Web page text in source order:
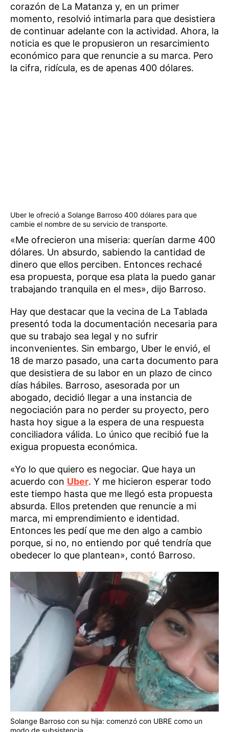
corazón de La Matanza y, en un primer
momento, resolvió intimarla para que desistiera
de continuar adelante con la actividad. Ahora, la
noticia es que le propusieron un resarcimiento
económico para que renuncie a su marca. Pero
la cifra, ridícula, es de apenas 400 dólares.
Uber le ofreció a Solange Barroso 400 dólares para que
cambie el nombre de su servicio de transporte.
«Me ofrecieron una miseria: querían darme 400
dólares. Un absurdo, sabiendo la cantidad de
dinero que ellos perciben. Entonces rechacé
esa propuesta, porque esa plata la puedo ganar
trabajando tranquila en el mes», dijo Barroso.
Hay que destacar que la vecina de La Tablada
presentó toda la documentación necesaria para
que su trabajo sea legal y no sufrir
inconvenientes. Sin embargo, Uber le envió, el
18 de marzo pasado, una carta documento para
que desistiera de su labor en un plazo de cinco
días hábiles. Barroso, asesorada por un
abogado, decidió llegar a una instancia de
negociación para no perder su proyecto, pero
hasta hoy sigue a la espera de una respuesta
conciliadora válida. Lo único que recibió fue la
exigua propuesta económica.
«Yo lo que quiero es negociar. Que haya un
acuerdo con Uber. Y me hicieron esperar todo
este tiempo hasta que me llegó esta propuesta
absurda. Ellos pretenden que renuncie a mi
marca, mi emprendimiento e identidad.
Entonces les pedí que me den algo a cambio
porque, si no, no entiendo por qué tendría que
obedecer lo que plantean», contó Barroso.
Solange Barroso con su hija: comenzó con UBRE como un
modo de subsistencia.